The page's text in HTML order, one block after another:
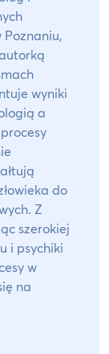
wyniki
a
do
Z
szerokiej
i psychiki
w
na